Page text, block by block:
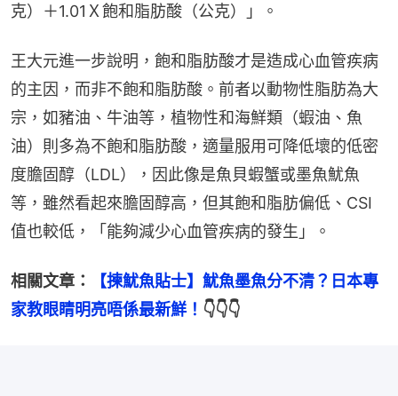
克）＋1.01Ｘ飽和脂肪酸（公克）」。
王大元進一步說明，飽和脂肪酸才是造成心血管疾病
的主因，而非不飽和脂肪酸。前者以動物性脂肪為大
宗，如豬油、牛油等，植物性和海鮮類（蝦油、魚
油）則多為不飽和脂肪酸，適量服用可降低壞的低密
度膽固醇（LDL），因此像是魚貝蝦蟹或墨魚魷魚
等，雖然看起來膽固醇高，但其飽和脂肪偏低、CSI
值也較低，「能夠減少心血管疾病的發生」。
相關文章：
【揀魷魚貼士】魷魚墨魚分不清？日本專
家教眼睛明亮唔係最新鮮！ 👇👇👇